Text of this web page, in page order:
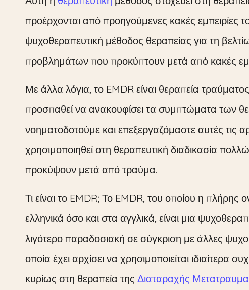
προέρχονται από προηγούμενες κακές εμπειρίες
ψυχοθεραπευτική μέθοδος θεραπείας για τη
προβλημάτων που προκύπτουν μετά από κακές
Με άλλα λόγια, το EMDR είναι θεραπεία
προσπαθεί να ανακουφίσει τα συμπτώματα των
νοηματοδοτούμε και επεξεργαζόμαστε αυτές τις
χρησιμοποιηθεί στη θεραπευτική διαδικασία
προκύψουν μετά από τραύμα.
Τι είναι το EMDR; Το EMDR, του οποίου η
ελληνικά όσο και στα αγγλικά, είναι μια
λιγότερο παραδοσιακή σε σύγκριση με άλλες
οποία έχει αρχίσει να χρησιμοποιείται ιδιαίτερα
κυρίως στη θεραπεία της Διαταραχής